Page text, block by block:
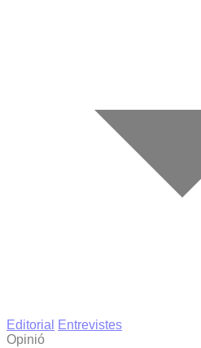
Editorial
Entrevistes
Opinió